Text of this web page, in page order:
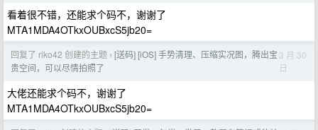
看着很不错，还能求个码不，谢谢了
MTA1MDA4OTkxOUBxcS5jb20=
回复了 riko42 创建的主题 › [送码] [iOS] 手势清理、压缩实况图，腾出宝
贵空间，可以尽情拍照了
3 月 30
日
大佬还能求个码不，谢谢了
MTA1MDA4OTkxOUBxcS5jb20=